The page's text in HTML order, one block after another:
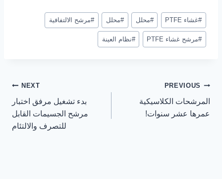
نشر
العلامات:
#غشاء PTFE #محلل #محلل #مرشح الالتفافية
#مرشح غشاء PTFE #نظام العينة
تصفّح
المقالات
PREVIOUS
المرشحات الكلاسيكية
عمرها عشر سنوات!
NEXT
بدء تشغيل مرفق اختبار
مرشح الجسيمات القابل
للتصرف والالتئام